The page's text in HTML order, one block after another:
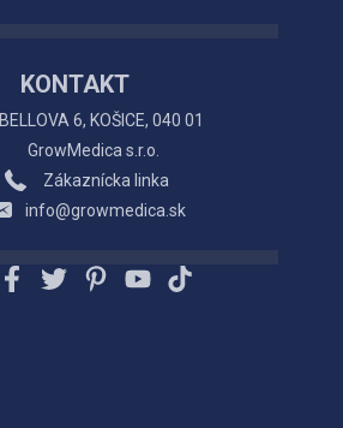
KONTAKT
BELLOVA 6, KOŠICE, 040 01
GrowMedica s.r.o.
Zákaznícka linka
info@growmedica.sk